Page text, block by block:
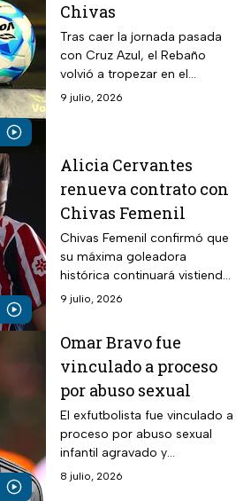
Chivas
Tras caer la jornada pasada
con Cruz Azul, el Rebaño
volvió a tropezar en el
Clausura 2026 y ahora perdió
9 julio, 2026
Alicia Cervantes
renueva contrato con
Chivas Femenil
Chivas Femenil confirmó que
su máxima goleadora
histórica continuará vistiendo
la playera del Guadalajara a lo
9 julio, 2026
Omar Bravo fue
vinculado a proceso
por abuso sexual
El exfutbolista fue vinculado a
proceso por abuso sexual
infantil agravado y
permanecerá seis meses en
8 julio, 2026